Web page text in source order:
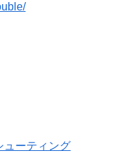
ューティング